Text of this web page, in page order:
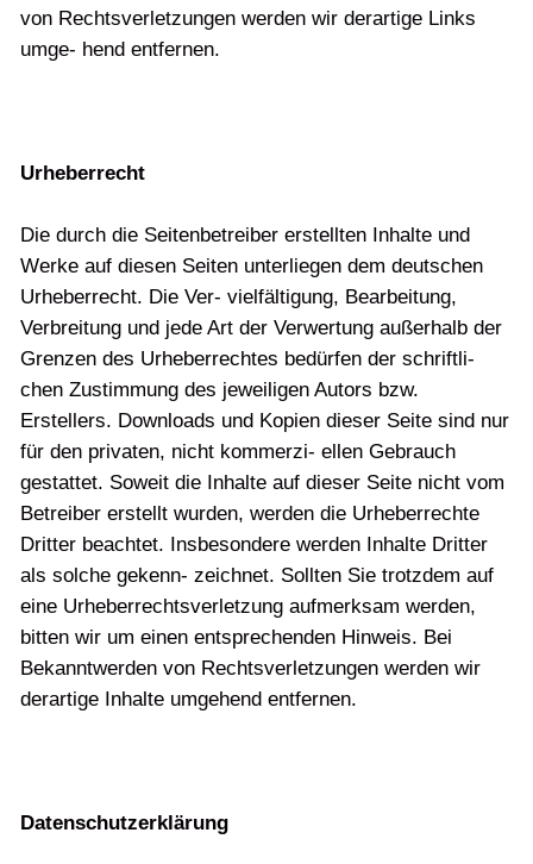
von Rechtsverletzungen werden wir derartige Links
umge- hend entfernen.
Urheberrecht
Die durch die Seitenbetreiber erstellten Inhalte und
Werke auf diesen Seiten unterliegen dem deutschen
Urheberrecht. Die Ver- vielfältigung, Bearbeitung,
Verbreitung und jede Art der Verwertung außerhalb der
Grenzen des Urheberrechtes bedürfen der schriftli-
chen Zustimmung des jeweiligen Autors bzw.
Erstellers. Downloads und Kopien dieser Seite sind nur
für den privaten, nicht kommerzi- ellen Gebrauch
gestattet. Soweit die Inhalte auf dieser Seite nicht vom
Betreiber erstellt wurden, werden die Urheberrechte
Dritter beachtet. Insbesondere werden Inhalte Dritter
als solche gekenn- zeichnet. Sollten Sie trotzdem auf
eine Urheberrechtsverletzung aufmerksam werden,
bitten wir um einen entsprechenden Hinweis. Bei
Bekanntwerden von Rechtsverletzungen werden wir
derartige Inhalte umgehend entfernen.
Datenschutzerklärung